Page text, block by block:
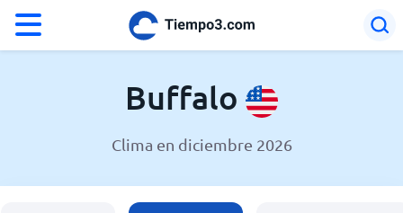
El clima en Buffalo
Buffalo
Clima en diciembre 2026